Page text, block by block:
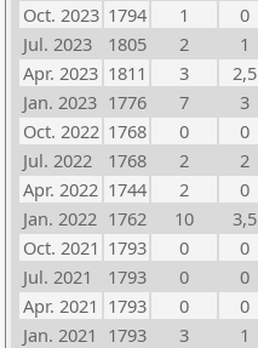
Oct. 2023 1794 1
0
Jul. 2023
1805 2
1
Apr. 2023 1811 3
2,5
Jan. 2023 1776 7
3
Oct. 2022 1768 0
0
Jul. 2022
1768 2
2
Apr. 2022 1744 2
0
Jan. 2022 1762 10
3,5
Oct. 2021 1793 0
0
Jul. 2021
1793 0
0
Apr. 2021 1793 0
0
Jan. 2021 1793 3
1